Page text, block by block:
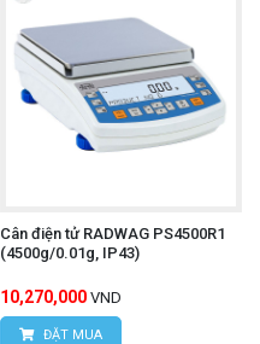
Cân điện tử RADWAG PS4500R1
(4500g/0.01g, IP43)
10,270,000 VND
ĐẶT MUA